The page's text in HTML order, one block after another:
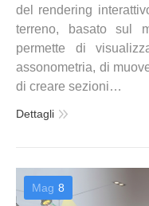
del rendering
terreno, basato sul
permette di
assonometria, di
di creare sezioni…
Dettagli
Mag 8